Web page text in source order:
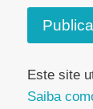
Este site
Saiba